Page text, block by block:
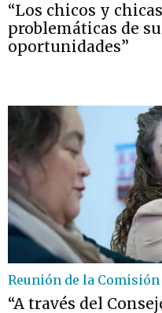
“Los chicos y
problemáticas de
oportunidades”
Reunión de la
“A través del